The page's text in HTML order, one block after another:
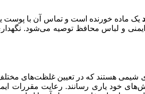
یک ماده خورنده است و تماس آن با پوست
ایمنی و لباس محافظ توصیه می‌شود.
شیمی هستند که در تعیین غلظت‌های
خود یاری رسانند. رعایت مقررات